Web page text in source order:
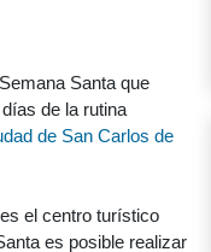
Santa que
de la rutina
de San Carlos de
el centro turístico
es posible realizar